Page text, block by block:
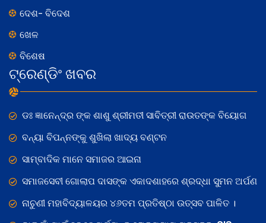
ଦେଶ- ବିଦେଶ
ଖେଳ
ବିଶେଷ
ଟ୍ରେଣ୍ଡିଂ ଖବର
ଡଃ ଜ୍ଞାନେନ୍ଦ୍ର ଙ୍କ ଶାଶୁ ଶ୍ରୀମତୀ ସାବିତ୍ରୀ ରାଉତଙ୍କ ବିୟୋଗ
ବନ୍ୟା ବିପନ୍ନଙ୍କୁ ଶୁଖିଲା ଖାଦ୍ୟ ବଣ୍ଟନ
ସାମ୍ବାଦିକ ମାନେ ସମାଜର ଆଇନା
ସମାଜସେବୀ ଗୋଲାପ ଦାସଙ୍କ ଏକାଦଶାହରେ ଶ୍ରଦ୍ଧା ସୁମନ ଅର୍ପଣ
ନାଚୁଣୀ ମହାବିଦ୍ୟାଳୟର ୪୬ତମ ପ୍ରତିଷ୍ଠା ଉତ୍ସବ ପାଳିତ ।